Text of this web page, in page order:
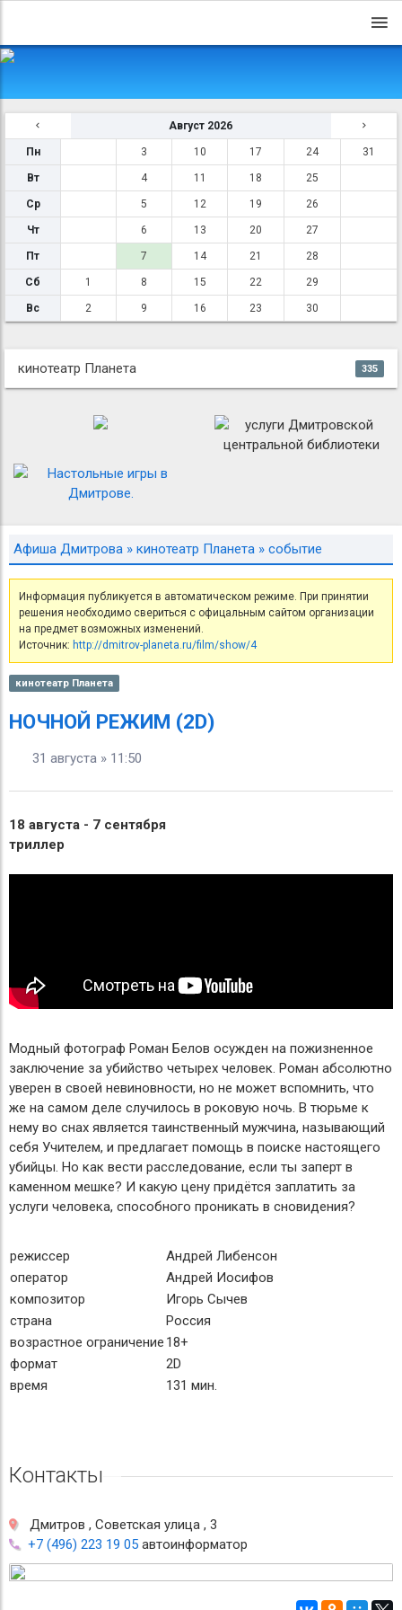
Август 2026
Пн 3 10 17 24 31
Вт 4 11 18 25
Ср 5 12 19 26
Чт 6 13 20 27
Пт 7 14 21 28
Сб 1 8 15 22 29
Вс 2 9 16 23 30
кинотеатр Планета 335
Афиша Дмитрова » кинотеатр Планета » событие
Информация публикуется в автоматическом режиме. При принятии
решения необходимо свериться с офицальным сайтом организации
на предмет возможных изменений.
Источник: http://dmitrov-planeta.ru/film/show/4
кинотеатр Планета
НОЧНОЙ РЕЖИМ (2D)
31 августа » 11:50
18 августа - 7 сентября
триллер
Модный фотограф Роман Белов осужден на пожизненное
заключение за убийство четырех человек. Роман абсолютно
уверен в своей невиновности, но не может вспомнить, что
же на самом деле случилось в роковую ночь. В тюрьме к
нему во снах является таинственный мужчина, называющий
себя Учителем, и предлагает помощь в поиске настоящего
убийцы. Но как вести расследование, если ты заперт в
каменном мешке? И какую цену придётся заплатить за
услуги человека, способного проникать в сновидения?
режиссер
Андрей Либенсон
оператор
Андрей Иосифов
композитор
Игорь Сычев
страна
Россия
возрастное ограничение 18+
формат
2D
время
131 мин.
Контакты
Дмитров , Советская улица , 3
+7 (496) 223 19 05 автоинформатор